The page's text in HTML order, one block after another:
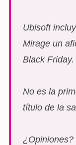
Ubisoft
Mirage un
Black
No es la
título de la
¿Opiniones?